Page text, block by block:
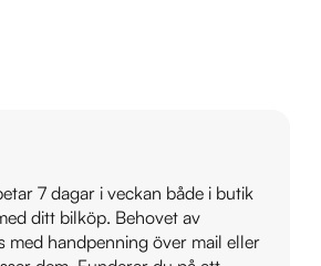
7 dagar i veckan både i butik
ditt bilköp. Behovet av
med handpenning över mail eller